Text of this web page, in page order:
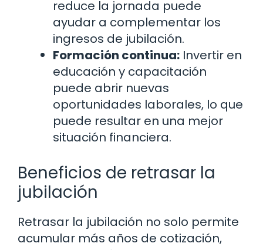
reduce la jornada puede
ayudar a complementar los
ingresos de jubilación.
Formación continua: Invertir en
educación y capacitación
puede abrir nuevas
oportunidades laborales, lo que
puede resultar en una mejor
situación financiera.
Beneficios de retrasar la
jubilación
Retrasar la jubilación no solo permite
acumular más años de cotización,